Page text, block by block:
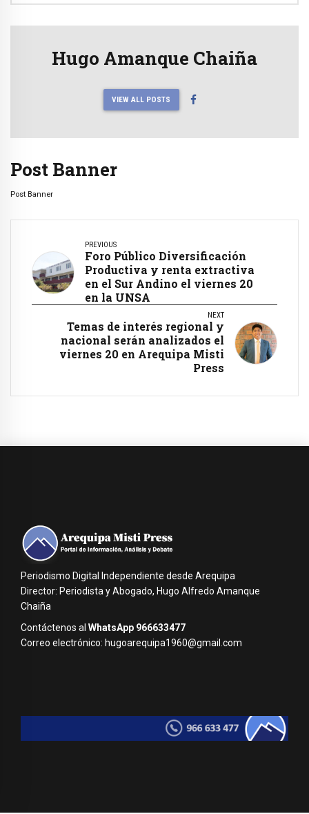
Hugo Amanque Chaiña
VIEW ALL POSTS
Post Banner
Post Banner
PREVIOUS
Foro Público Diversificación
Productiva y renta extractiva
en el Sur Andino el viernes 20
en la UNSA
NEXT
Temas de interés regional y
nacional serán analizados el
viernes 20 en Arequipa Misti
Press
Periodismo Digital Independiente desde Arequipa
Director: Periodista y Abogado, Hugo Alfredo Amanque
Chaiña
Contáctenos al WhatsApp 966633477
Correo electrónico: hugoarequipa1960@gmail.com